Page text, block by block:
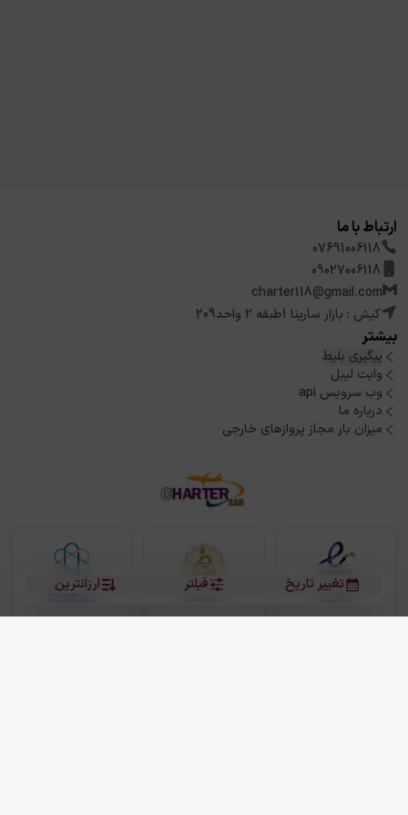
ارزانترین فیلتر تغییر تاریخ
ارتباط با ما
07691006118
09027006118
charter118@gmail.com
کیش : بازار سارینا 1طبقه 2 واحد209
بیشتر
پیگیری بلیط
وایت لیبل
وب سرویس api
درباره ما
میزان بار مجاز پروازهای خارجی